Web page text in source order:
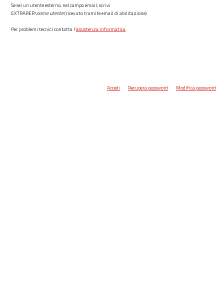
Se sei un utente esterno, nel campo email, scrivi
EXTRARER\nome utente(ricevuto tramite email di abilitazione)
Per problemi tecnici contatta l’assistenza informatica.
Accedi Recupera password Modifica password